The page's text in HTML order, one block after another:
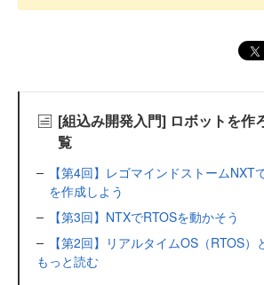
[組込み開発入門] ロボットを作
覧
【第4回】レゴマインドストームNXT
を作成しよう
【第3回】NTXでRTOSを動かそう
【第2回】リアルタイムOS（RTOS）
もっと読む